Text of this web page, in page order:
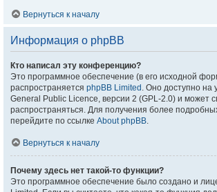
Вернуться к началу
Информация о phpBB
Кто написал эту конференцию?
Это программное обеспечение (в его исходной
распространяется phpBB Limited . Оно доступно на
General Public Licence, версии 2 (GPL-2.0) и может
распространяться. Для получения более
перейдите по ссылке About phpBB.
Вернуться к началу
Почему здесь нет такой-то функции?
Это программное обеспечение было создано и